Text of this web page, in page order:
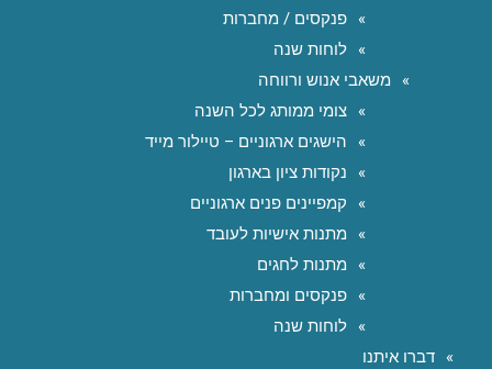
פנקסים / מחברות
לוחות שנה
משאבי אנוש ורווחה
צומי ממותג לכל השנה
הישגים ארגוניים – טיילור מייד
נקודות ציון בארגון
קמפיינים פנים ארגוניים
מתנות אישיות לעובד
מתנות לחגים
פנקסים ומחברות
לוחות שנה
דברו איתנו